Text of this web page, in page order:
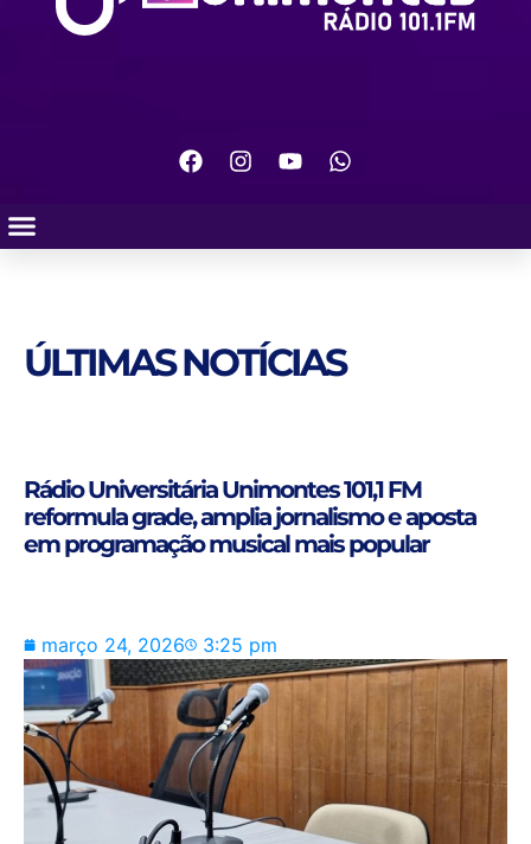
ÚLTIMAS NOTÍCIAS
Rádio Universitária Unimontes 101,1 FM
reformula grade, amplia jornalismo e aposta
em programação musical mais popular
março 24, 2026 3:25 pm